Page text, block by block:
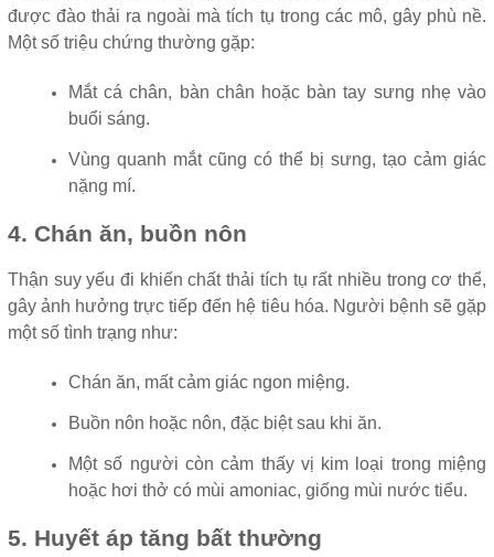
được đào thải ra ngoài mà tích tụ trong các mô, gây phù nề.
Một số triệu chứng thường gặp:
Mắt cá chân, bàn chân hoặc bàn tay sưng nhẹ vào
buổi sáng.
Vùng quanh mắt cũng có thể bị sưng, tạo cảm giác
nặng mí.
4. Chán ăn, buồn nôn
Thận suy yếu đi khiến chất thải tích tụ rất nhiều trong cơ thể,
gây ảnh hưởng trực tiếp đến hệ tiêu hóa. Người bệnh sẽ gặp
một số tình trạng như:
Chán ăn, mất cảm giác ngon miệng.
Buồn nôn hoặc nôn, đặc biệt sau khi ăn.
Một số người còn cảm thấy vị kim loại trong miệng
hoặc hơi thở có mùi amoniac, giống mùi nước tiểu.
5. Huyết áp tăng bất thường